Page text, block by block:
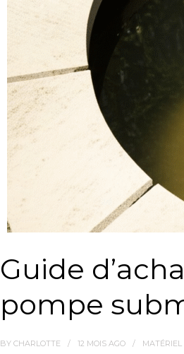
Guide
pompe
BY CHARLOTTE 12 MOIS AGO MATÉRIEL